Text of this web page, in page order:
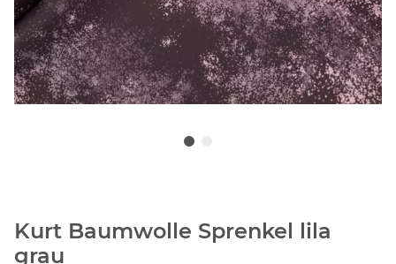
Kurt Baumwolle Sprenkel lila
grau